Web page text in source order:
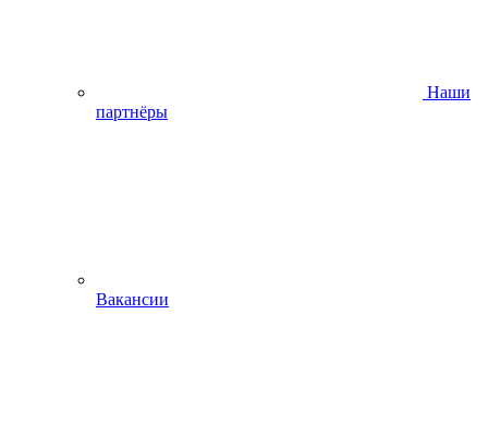
Наши
партнёры
Вакансии